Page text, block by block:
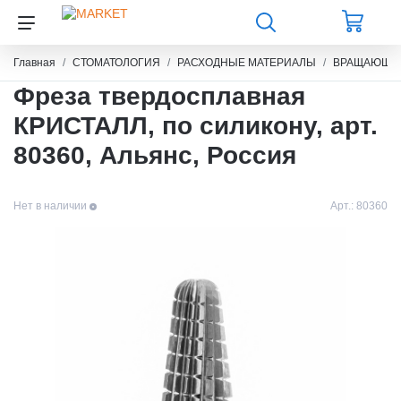
Главная СТОМАТОЛОГИЯ РАСХОДНЫЕ МАТЕРИАЛЫ
Фреза твердосплавная
КРИСТАЛЛ, по силикону, арт.
80360, Альянс, Россия
Нет в наличии Арт.: 80360